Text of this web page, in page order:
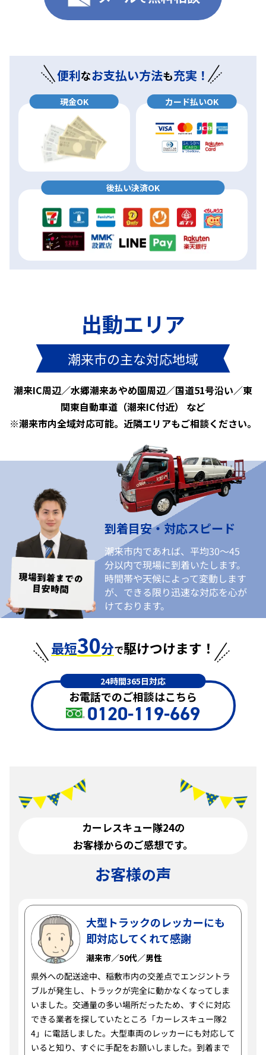
便利なお支払い方法も充実！
現金OK カード払いOK
後払い決済OK
出動エリア
潮来市の主な対応地域
潮来IC周辺／水郷潮来あやめ園周辺／国道51号沿い／東
関東自動車道（潮来IC付近） など
※潮来市内全域対応可能。近隣エリアもご相談ください。
到着目安・対応スピード
潮来市内であれば、平均30〜45
分以内で現場に到着いたします。
時間帯や天候によって変動します
が、できる限り迅速な対応を心が
けております。
最短30分で駆けつけます！
24時間365日対応
お電話でのご相談はこちら
0120-119-669
カーレスキュー隊24の
お客様からのご感想です。
お客様の声
大型トラックのレッカーにも
即対応してくれて感謝
潮来市／50代／男性
県外への配送途中、稲敷市内の交差点でエンジントラ
ブルが発生し、トラックが完全に動かなくなってしま
いました。交通量の多い場所だったため、すぐに対応
できる業者を探していたところ「カーレスキュー隊2
4」に電話しました。大型車両のレッカーにも対応して
いると知り、すぐに手配をお願いしました。到着まで